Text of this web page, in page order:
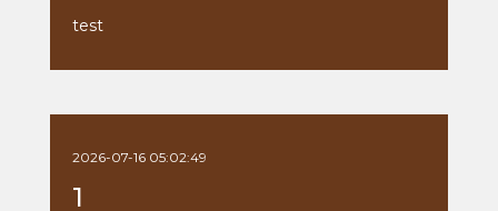
test
2026-07-16 05:02:49
1